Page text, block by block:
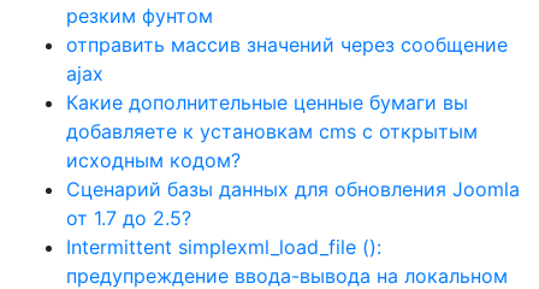
резким фунтом
отправить массив значений через сообщение
ajax
Какие дополнительные ценные бумаги вы
добавляете к установкам cms с открытым
исходным кодом?
Сценарий базы данных для обновления Joomla
от 1.7 до 2.5?
Intermittent simplexml_load_file ():
предупреждение ввода-вывода на локальном